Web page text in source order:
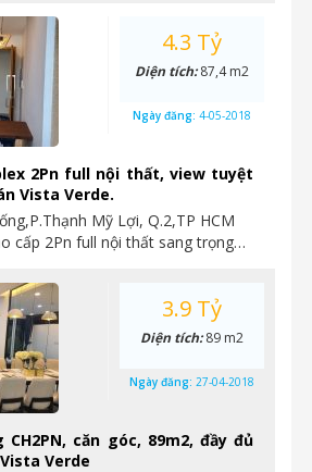
2Pn full nội thất, view tuyệt
Vista Verde.
Mỹ Lợi, Q.2,TP HCM
cấp 2Pn full nội thất sang trọng…
4.3 Tỷ
Diện tích:87,4 m2
Ngày đăng: 4-05-2018
CH2PN, căn góc, 89m2, đầy đủ
Verde
3.9 Tỷ
Diện tích:89 m2
Ngày đăng: 27-04-2018